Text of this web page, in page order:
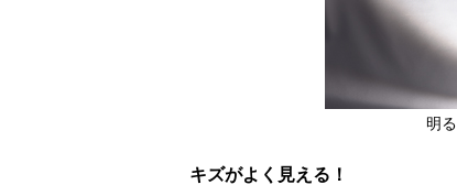
明る
キズがよく見える！